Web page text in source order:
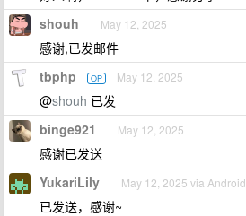
shouh May 12, 2025
感谢,已发邮件
tbphp OP May 12, 2025
@shouh 已发
binge921 May 12, 2025
感谢已发送
YukariLily May 12, 2025 via Android
已发送，感谢~